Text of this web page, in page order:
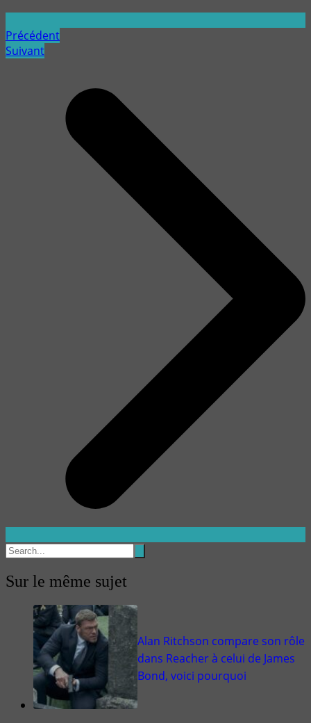
Précédent
Suivant
Sur le même sujet
Alan Ritchson compare son rôle
dans Reacher à celui de James
Bond, voici pourquoi